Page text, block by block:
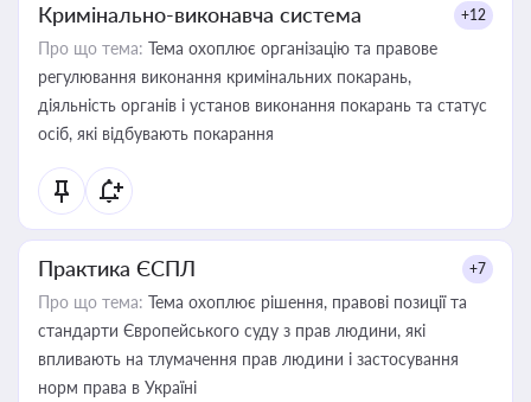
Кримінально-виконавча система +12
Про що тема: Тема охоплює організацію та правове
регулювання виконання кримінальних покарань,
діяльність органів і установ виконання покарань та статус
осіб, які відбувають покарання
Практика ЄСПЛ +7
Про що тема: Тема охоплює рішення, правові позиції та
стандарти Європейського суду з прав людини, які
впливають на тлумачення прав людини і застосування
норм права в Україні